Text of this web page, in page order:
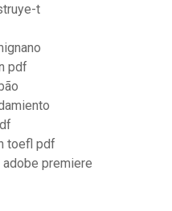
t
pdf
toefl pdf
adobe premiere